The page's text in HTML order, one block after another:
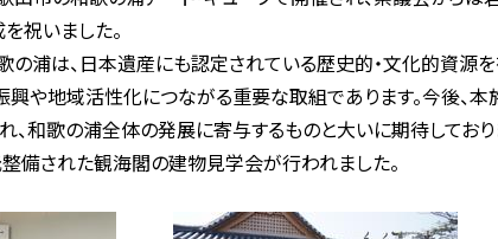
祝いました。
の浦は、日本遺産にも認定されている歴史的・文化的資源
興や地域活性化につながる重要な取組であります。今後、
和歌の浦全体の発展に寄与するものと大いに期待しており
備された観海閣の建物見学会が行われました。